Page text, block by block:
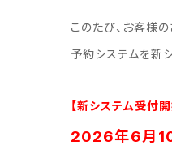
このたび、お客様
予約システムを新
【新システム受付開
2026年6月10